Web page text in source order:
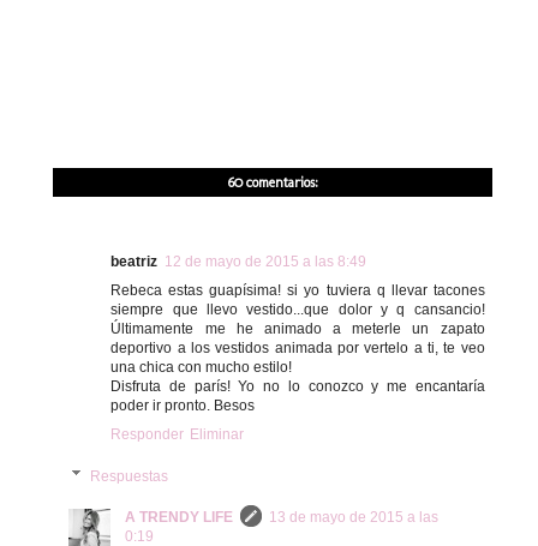
60 comentarios:
beatriz 12 de mayo de 2015 a las 8:49
Rebeca estas guapísima! si yo tuviera q llevar tacones
siempre que llevo vestido...que dolor y q cansancio!
Últimamente me he animado a meterle un zapato
deportivo a los vestidos animada por vertelo a ti, te veo
una chica con mucho estilo!
Disfruta de parís! Yo no lo conozco y me encantaría
poder ir pronto. Besos
Responder Eliminar
Respuestas
A TRENDY LIFE
13 de mayo de 2015 a las
0:19